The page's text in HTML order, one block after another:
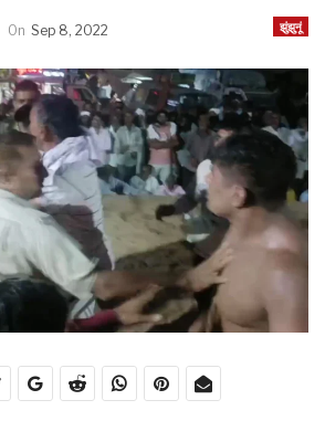
झुंझुनूं
On Sep 8, 2022